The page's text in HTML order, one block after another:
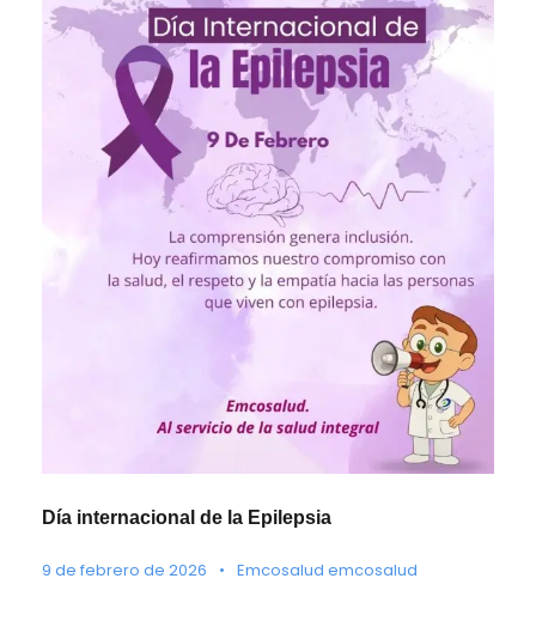
Día internacional de la Epilepsia
9 de febrero de 2026 • Emcosalud emcosalud